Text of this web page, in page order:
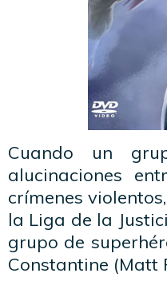
Cuando un
alucinaciones
crímenes
la Liga de la
grupo de
Constantine (Matt